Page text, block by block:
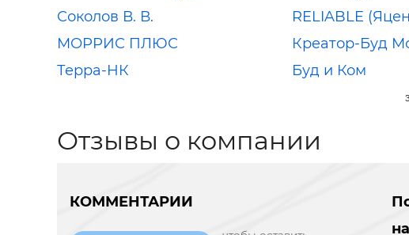
Соколов В. В.
RELIABLE
МОРРИС ПЛЮС
Креатор-Буд
Терра-НК
Буд и Ком
Отзывы о компании
КОММЕНТАРИИ